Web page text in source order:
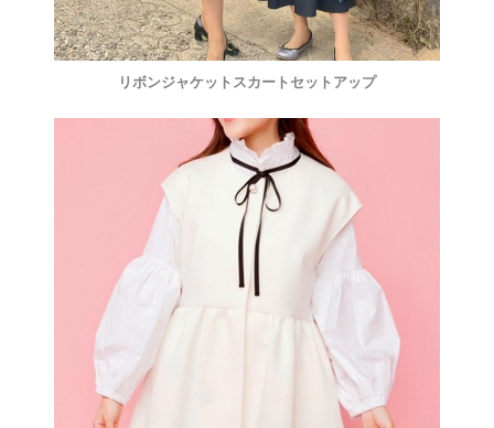
リボンジャケットスカートセットアップ